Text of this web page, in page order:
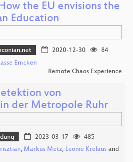
the EU envisions the
Education
2020-12-30
84
Emcken
Remote Chaos Experience
von
der Metropole Ruhr
2023-03-17
485
, Markus Metz, Leonie Krelaus and